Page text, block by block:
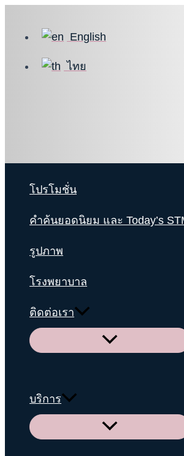
English
ไทย
โปรโมชั่น
คำค้นยอดนิยม และ Today’s
รูปภาพ
โรงพยาบาล
ติดต่อเรา
Menu
บริการ
Menu